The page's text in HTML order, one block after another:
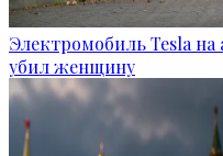
Электромобиль Tesla на
убил женщину